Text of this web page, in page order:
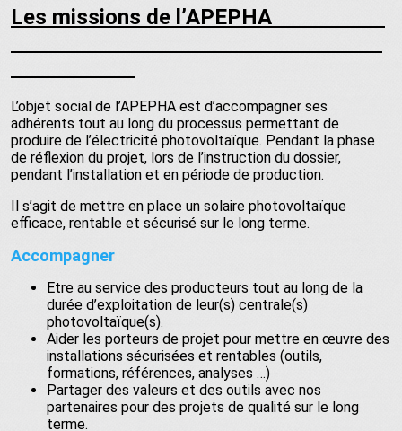
Les missions de l’APEPHA
L’objet social de l’APEPHA est d’accompagner ses
adhérents tout au long du processus permettant de
produire de l’électricité photovoltaïque. Pendant la phase
de réflexion du projet, lors de l’instruction du dossier,
pendant l’installation et en période de production.
Il s’agit de mettre en place un solaire photovoltaïque
efficace, rentable et sécurisé sur le long terme.
Accompagner
Etre au service des producteurs tout au long de la
durée d’exploitation de leur(s) centrale(s)
photovoltaïque(s).
Aider les porteurs de projet pour mettre en œuvre des
installations sécurisées et rentables (outils,
formations, références, analyses …)
Partager des valeurs et des outils avec nos
partenaires pour des projets de qualité sur le long
terme.